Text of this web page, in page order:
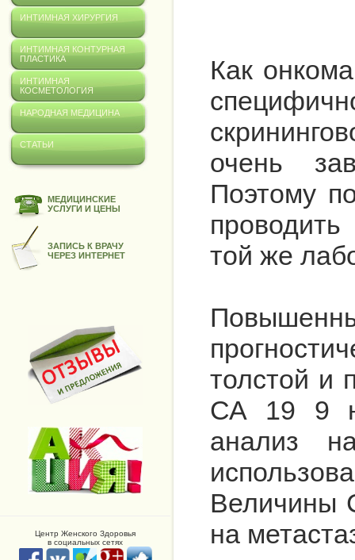
ИНТИМНАЯ ХИРУРГИЯ
ИНТИМНАЯ КОНТУРНАЯ
ПЛАСТИКА
ИНТИМНАЯ
КОСМЕТОЛОГИЯ
НАРОДНАЯ МЕДИЦИНА
СТАТЬИ
МЕДИЦИНСКИЕ
УСЛУГИ И ЦЕНЫ
ЗАПИСЬ К ВРАЧУ
ЧЕРЕЗ ИНТЕРНЕТ
Центр Женского Здоровья
в социальных сетях
Как
очень
Поэтому
той же
толстой и
СА 19 9
анализ
Величины
на